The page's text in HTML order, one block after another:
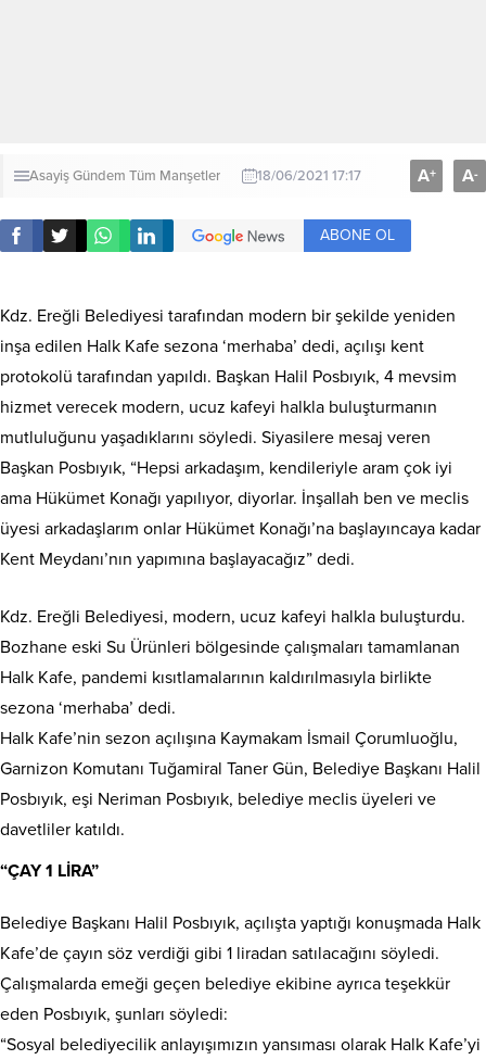
AsayişGündem Tüm Manşetler 18/06/2021 17:17 A+ A-
ABONE OL
Kdz. Ereğli Belediyesi tarafından modern bir şekilde yeniden
inşa edilen Halk Kafe sezona ‘merhaba’ dedi, açılışı kent
protokolü tarafından yapıldı. Başkan Halil Posbıyık, 4 mevsim
hizmet verecek modern, ucuz kafeyi halkla buluşturmanın
mutluluğunu yaşadıklarını söyledi. Siyasilere mesaj veren
Başkan Posbıyık, “Hepsi arkadaşım, kendileriyle aram çok iyi
ama Hükümet Konağı yapılıyor, diyorlar. İnşallah ben ve meclis
üyesi arkadaşlarım onlar Hükümet Konağı’na başlayıncaya kadar
Kent Meydanı’nın yapımına başlayacağız” dedi.
Kdz. Ereğli Belediyesi, modern, ucuz kafeyi halkla buluşturdu.
Bozhane eski Su Ürünleri bölgesinde çalışmaları tamamlanan
Halk Kafe, pandemi kısıtlamalarının kaldırılmasıyla birlikte
sezona ‘merhaba’ dedi.
Halk Kafe’nin sezon açılışına Kaymakam İsmail Çorumluoğlu,
Garnizon Komutanı Tuğamiral Taner Gün, Belediye Başkanı Halil
Posbıyık, eşi Neriman Posbıyık, belediye meclis üyeleri ve
davetliler katıldı.
“ÇAY 1 LİRA”
Belediye Başkanı Halil Posbıyık, açılışta yaptığı konuşmada Halk
Kafe’de çayın söz verdiği gibi 1 liradan satılacağını söyledi.
Çalışmalarda emeği geçen belediye ekibine ayrıca teşekkür
eden Posbıyık, şunları söyledi:
“Sosyal belediyecilik anlayışımızın yansıması olarak Halk Kafe’yi